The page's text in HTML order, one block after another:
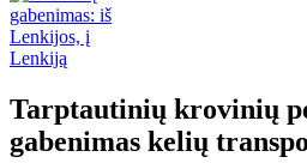
Tarptautinių krovinių
gabenimas kelių